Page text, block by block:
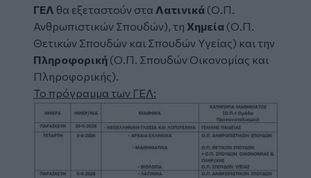
ΓΕΛ θα εξεταστούν στα Λατινικά (Ο.Π.
Ανθρωπιστικών Σπουδών), τη Χημεία (Ο.Π.
Θετικών Σπουδών και Σπουδών Υγείας) και την
Πληροφορική (Ο.Π. Σπουδών Οικονομίας και
Πληροφορικής).
Το πρόγραμμα των ΓΕΛ:
Image